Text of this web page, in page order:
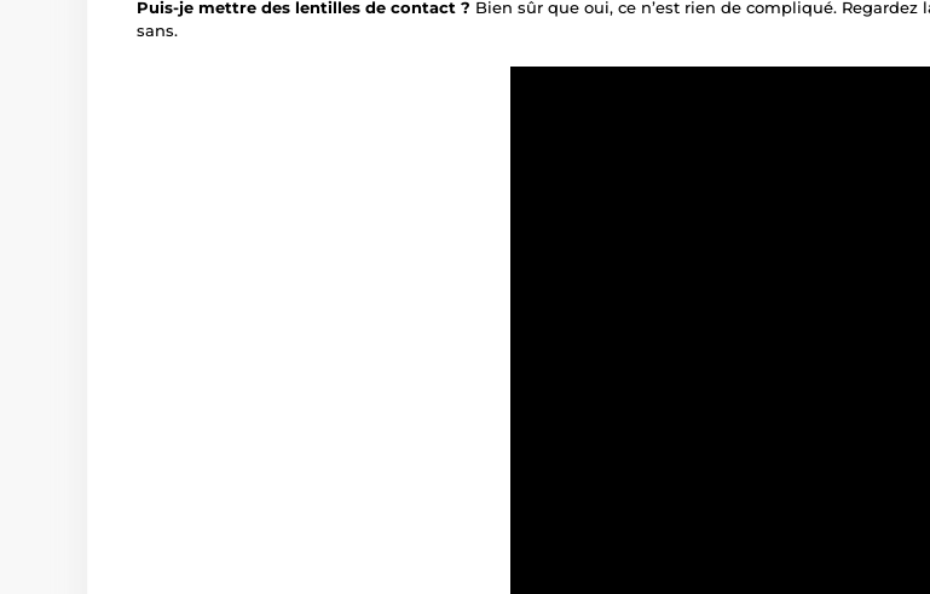
Puis-je mettre des lentilles de contact ? Bien sûr que oui, ce n’est rien de compliqué.
sans.